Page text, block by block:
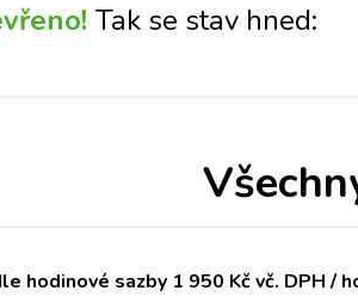
Tak se stav hned:
hodinové sazby 1 950 Kč vč. DPH /